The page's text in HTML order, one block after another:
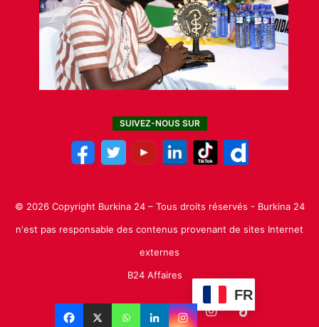
SUIVEZ-NOUS SUR
© 2026 Copyright Burkina 24 – Tous droits réservés - Burkina 24
n'est pas responsable des contenus provenant de sites Internet
externes
B24 Affaires
FR
Facebook LinkedinYouTubeInstagram
TikTok